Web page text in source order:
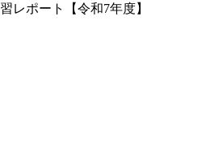
レポート【令和7年度】